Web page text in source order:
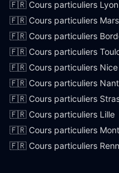
🇫🇷 Cours particuliers Lyon
🇫🇷 Cours particuliers
🇫🇷 Cours particuliers
🇫🇷 Cours particuliers
🇫🇷 Cours particuliers Nice
🇫🇷 Cours particuliers
🇫🇷 Cours particuliers
🇫🇷 Cours particuliers Lille
🇫🇷 Cours particuliers
🇫🇷 Cours particuliers